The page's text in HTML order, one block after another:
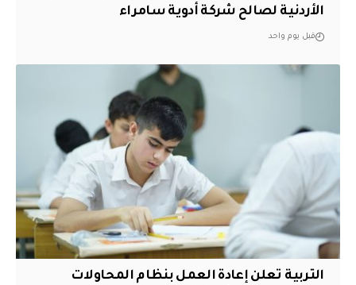
الأردنية لصالح شركة أدوية سامراء
قبل يوم واحد
التربية تعلن إعادة العمل بنظام المحاولات